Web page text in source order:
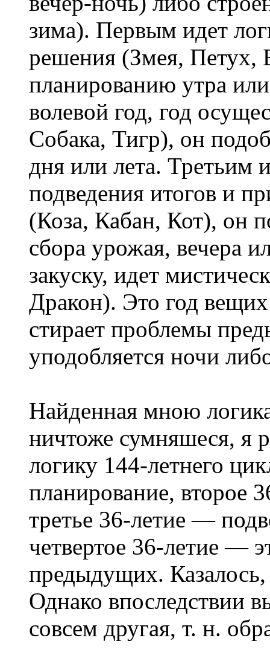
зима). Первым идет
решения (Змея, Петух,
планированию утра
волевой год, год
Собака, Тигр), он
дня или лета. Третьим
подведения итогов и
(Коза, Кабан, Кот), он
сбора урожая, вечера
закуску, идет
Дракон). Это год
стирает проблемы
уподобляется ночи
Найденная мною
ничтоже сумняшеся, я
логику 144-летнего
планирование, второе
третье 36-летие —
четвертое 36-летие —
предыдущих. Казалось,
Однако впоследствии
совсем другая, т. н.